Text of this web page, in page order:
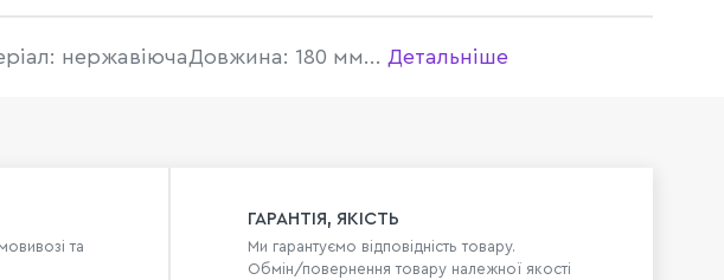
нержавіючаДовжина: 180 мм... Детальніше
та
ГАРАНТІЯ, ЯКІСТЬ
Ми гарантуємо відповідність товару.
Обмін/повернення товару належної якості